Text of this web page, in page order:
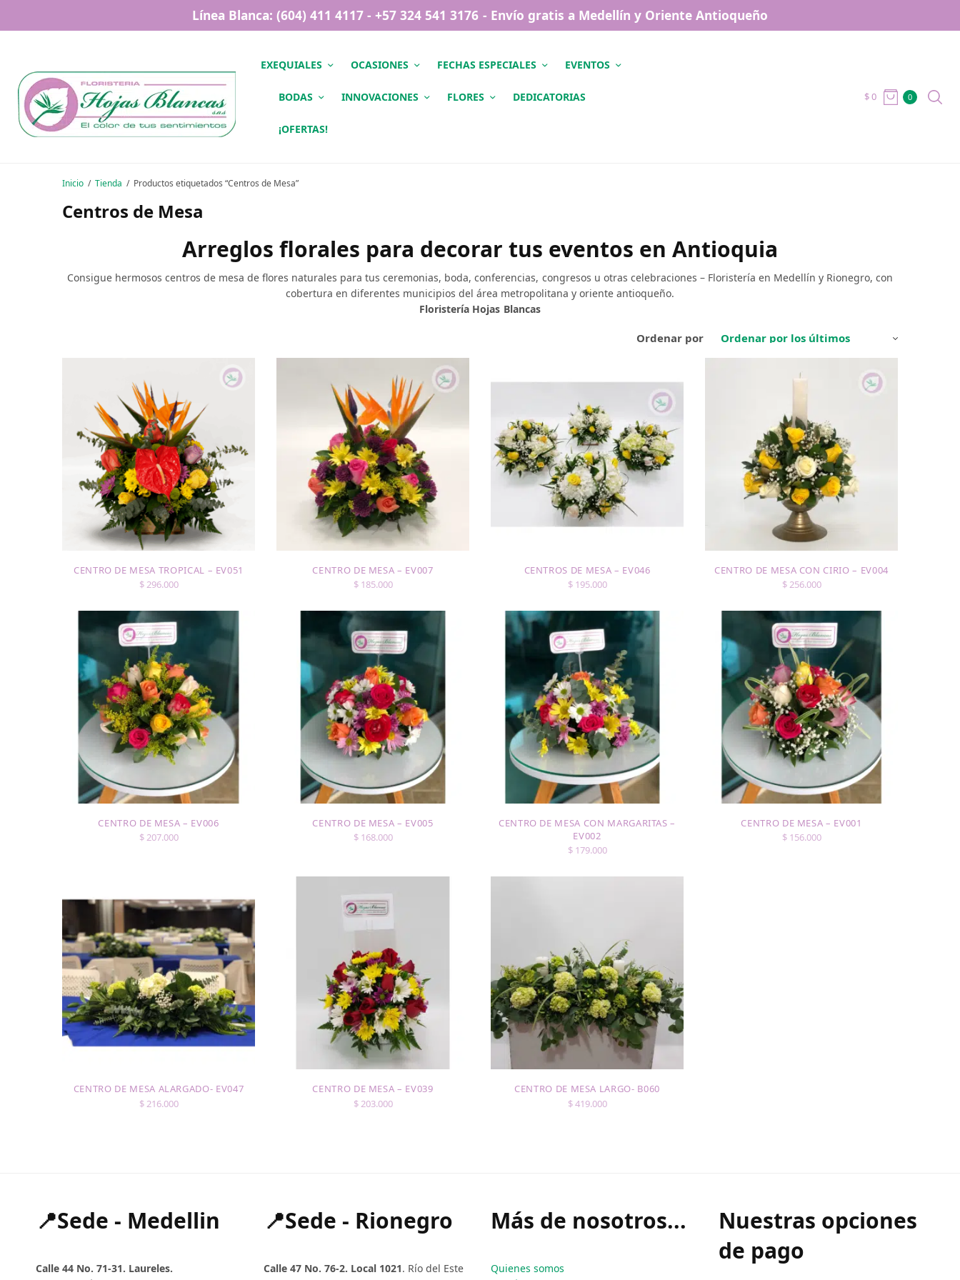
Línea Blanca: (604) 411 4117 - +57 324 541 3176 - Envío gratis a Medellín y Oriente Antioqueño
EXEQUIALES OCASIONES FECHAS ESPECIALES EVENTOS
BODAS INNOVACIONES FLORES DEDICATORIAS
¡OFERTAS!
$0 0
Inicio / Tienda / Productos etiquetados “Centros de Mesa”
Centros de Mesa
Arreglos florales para decorar tus eventos en Antioquia
Consigue hermosos centros de mesa de flores naturales para tus ceremonias, boda, conferencias, congresos u otras celebraciones – Floristería en Medellín y Rionegro, con
cobertura en diferentes municipios del área metropolitana y oriente antioqueño.
Floristería Hojas Blancas
Ordenar por
CENTRO DE MESA TROPICAL – EV051
$296.000
CENTRO DE MESA – EV007
$185.000
CENTROS DE MESA – EV046
$195.000
CENTRO DE MESA CON CIRIO – EV004
$256.000
CENTRO DE MESA – EV006
$207.000
CENTRO DE MESA – EV005
$168.000
CENTRO DE MESA CON MARGARITAS –
EV002
$179.000
CENTRO DE MESA – EV001
$156.000
CENTRO DE MESA ALARGADO- EV047
$216.000
CENTRO DE MESA – EV039
$203.000
CENTRO DE MESA LARGO- B060
$419.000
📍Sede - Medellin
Calle 44 No. 71-31. Laureles.
📍Sede - Rionegro
Calle 47 No. 76-2. Local 1021. Río del Este
Más de nosotros...
Quienes somos
Nuestras opciones
de pago